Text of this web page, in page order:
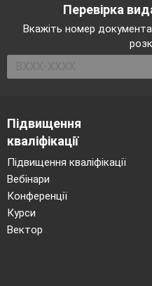
Перевірка
Вкажіть номер
Підвищення
кваліфікації
Підвищення кваліфікації
Вебінари
Конференції
Курси
Вектор